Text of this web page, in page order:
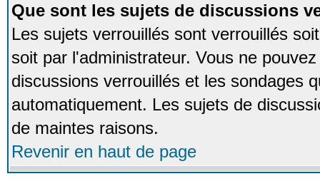
Que sont les sujets de discussions
Les sujets verrouillés sont verrouillés
soit par l'administrateur. Vous ne
discussions verrouillés et les sondages
automatiquement. Les sujets de
de maintes raisons.
Revenir en haut de page